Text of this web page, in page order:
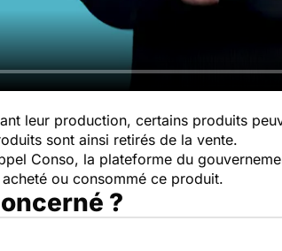
leur production, certains produits
sont ainsi retirés de la vente.
Conso, la plateforme du
ou consommé ce produit.
?